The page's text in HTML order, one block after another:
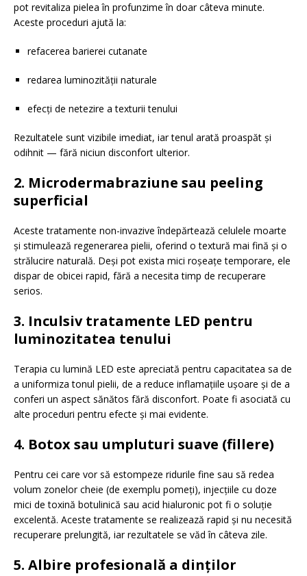
pot revitaliza pielea în profunzime în doar câteva minute.
Aceste proceduri ajută la:
refacerea barierei cutanate
redarea luminozității naturale
efecți de netezire a texturii tenului
Rezultatele sunt vizibile imediat, iar tenul arată proaspăt și
odihnit — fără niciun disconfort ulterior.
2. Microdermabraziune sau peeling
superficial
Aceste tratamente non-invazive îndepărtează celulele moarte
și stimulează regenerarea pielii, oferind o textură mai fină și o
strălucire naturală. Deși pot exista mici roșeațe temporare, ele
dispar de obicei rapid, fără a necesita timp de recuperare
serios.
3. Inculsiv tratamente LED pentru
luminozitatea tenului
Terapia cu lumină LED este apreciată pentru capacitatea sa de
a uniformiza tonul pielii, de a reduce inflamațiile ușoare și de a
conferi un aspect sănătos fără disconfort. Poate fi asociată cu
alte proceduri pentru efecte și mai evidente.
4. Botox sau umpluturi suave (fillere)
Pentru cei care vor să estompeze ridurile fine sau să redea
volum zonelor cheie (de exemplu pomeți), injecțiile cu doze
mici de toxină botulinică sau acid hialuronic pot fi o soluție
excelentă. Aceste tratamente se realizează rapid și nu necesită
recuperare prelungită, iar rezultatele se văd în câteva zile.
5. Albire profesională a dinților